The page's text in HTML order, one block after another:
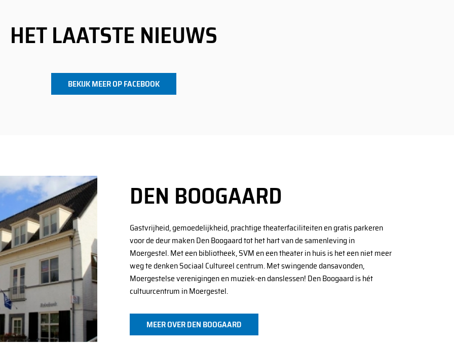
HET LAATSTE NIEUWS
BEKIJK MEER OP FACEBOOK
DEN BOOGAARD
Gastvrijheid, gemoedelijkheid, prachtige theaterfaciliteiten en gratis parkeren
voor de deur maken Den Boogaard tot het hart van de samenleving in
Moergestel. Met een bibliotheek, SVM en een theater in huis is het een niet meer
weg te denken Sociaal Cultureel centrum. Met swingende dansavonden,
Moergestelse verenigingen en muziek-en danslessen! Den Boogaard is hét
cultuurcentrum in Moergestel.
MEER OVER DEN BOOGAARD